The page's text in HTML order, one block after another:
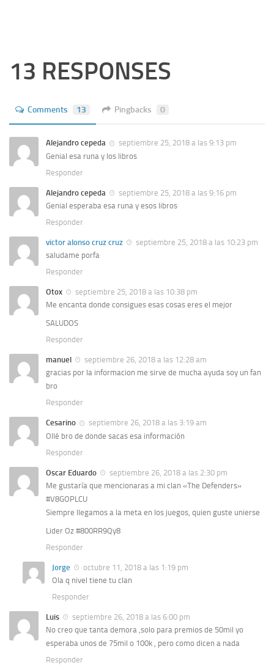
13 RESPONSES
Comments 13 Pingbacks 0
Alejandro cepeda
septiembre 25, 2018 a las 9:13 pm
Genial esa runa y los libros
Responder
Alejandro cepeda
septiembre 25, 2018 a las 9:16 pm
Genial esperaba esa runa y esos libros
Responder
victor alonso cruz cruz
septiembre 25, 2018 a las 10:23 pm
saludame porfa
Responder
Otox
septiembre 25, 2018 a las 10:38 pm
Me encanta donde consigues esas cosas eres el mejor
SALUDOS
Responder
manuel
septiembre 26, 2018 a las 12:28 am
gracias por la informacion me sirve de mucha ayuda soy un fan
bro
Responder
Cesarino
septiembre 26, 2018 a las 3:19 am
Ollé bro de donde sacas esa información
Responder
Oscar Eduardo
septiembre 26, 2018 a las 2:30 pm
Me gustaría que mencionaras a mi clan «The Defenders»
#V8GOPLCU
Siempre llegamos a la meta en los juegos, quien guste unierse
Lider Oz #800RR9Qy8
Responder
Jorge
octubre 11, 2018 a las 1:19 pm
Ola q nivel tiene tu clan
Responder
Luis
septiembre 26, 2018 a las 6:00 pm
No creo que tanta demora ,solo para premios de 50mil yo
esperaba unos de 75mil o 100k , pero como dicen a nada
Responder